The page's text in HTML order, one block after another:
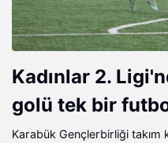
Kadınlar 2.
golü tek bir
Karabük Gençlerbirliği takım